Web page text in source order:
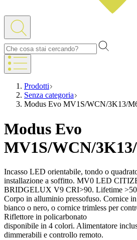
Prodotti
Senza categoria
Modus Evo MV1S/WCN/3K13/
Modus Evo
MV1S/WCN/
Incasso LED orientabile, tondo o
installazione a soffitto. MV0 LED
BRIDGELUX V9 CRI>90. Lifetime
Corpo in alluminio pressofuso. Cornice
bianco o nero, o cornice trimless per
Riflettore in policarbonato
disponibile in 4 colori. Alimentatore
dimmerabili e controllo remoto.